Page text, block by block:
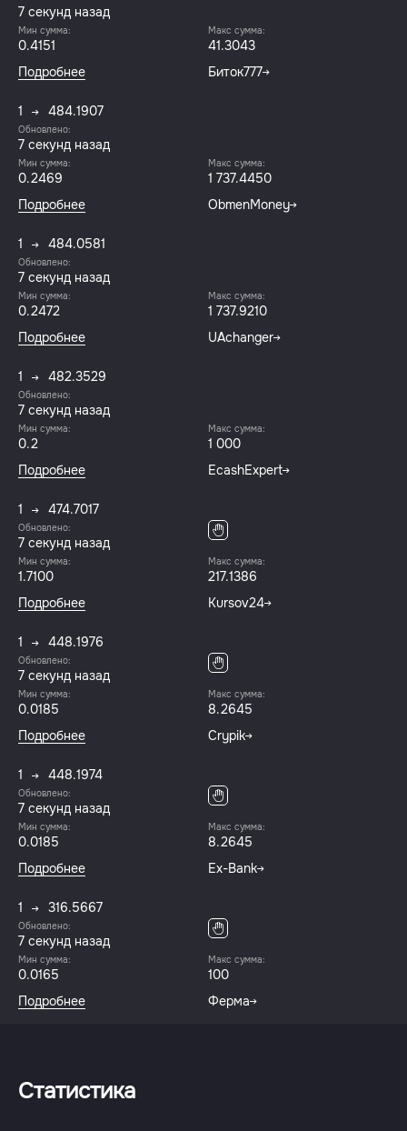
8 секунд назад
Мин сумма:
0.4151
Макс сумма:
41.3043
Подробнее
Биток777
1 484.1907
Обновлено:
8 секунд назад
Мин сумма:
0.2469
Макс сумма:
1 737.4450
Подробнее
ObmenMoney
1 484.0581
Обновлено:
8 секунд назад
Мин сумма:
0.2472
Макс сумма:
1 737.9210
Подробнее
UAchanger
1 482.3529
Обновлено:
8 секунд назад
Мин сумма:
0.2
Макс сумма:
1 000
Подробнее
EcashExpert
1 474.7017
Обновлено:
8 секунд назад
Мин сумма:
1.7100
Макс сумма:
217.1386
Подробнее
Kursov24
1 448.1976
Обновлено:
8 секунд назад
Мин сумма:
0.0185
Макс сумма:
8.2645
Подробнее
Crypik
1 448.1974
Обновлено:
8 секунд назад
Мин сумма:
0.0185
Макс сумма:
8.2645
Подробнее
Ex-Bank
1 316.5667
Обновлено:
8 секунд назад
Мин сумма:
0.0165
Макс сумма:
100
Подробнее
Ферма
Статистика